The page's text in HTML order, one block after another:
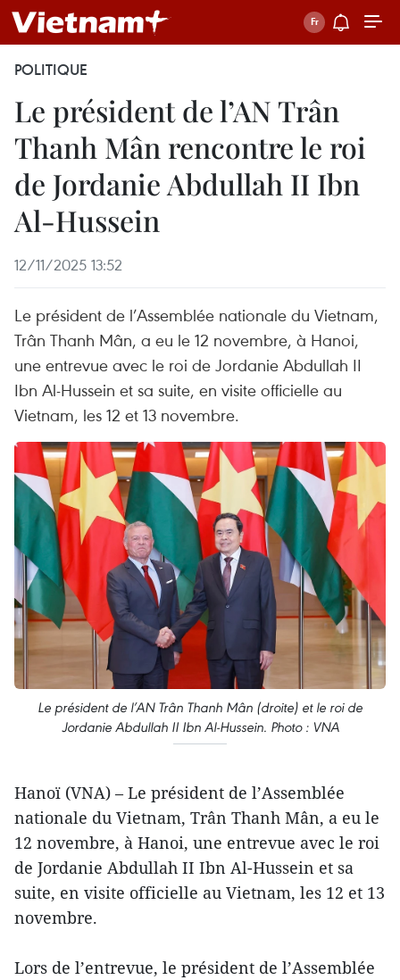
POLITIQUE
Le président de l’AN Trân
Thanh Mân rencontre le roi
de Jordanie Abdullah II Ibn
Al-Hussein
12/11/2025 13:52
Le président de l’Assemblée nationale du Vietnam,
Trân Thanh Mân, a eu le 12 novembre, à Hanoi,
une entrevue avec le roi de Jordanie Abdullah II
Ibn Al-Hussein et sa suite, en visite officielle au
Vietnam, les 12 et 13 novembre.
Le président de l’AN Trân Thanh Mân (droite) et le roi de
Jordanie Abdullah II Ibn Al-Hussein. Photo : VNA
Hanoï (VNA) – Le président de l’Assemblée
nationale du Vietnam, Trân Thanh Mân, a eu le
12 novembre, à Hanoi, une entrevue avec le roi
de Jordanie Abdullah II Ibn Al-Hussein et sa
suite, en visite officielle au Vietnam, les 12 et 13
novembre.
Lors de l’entrevue, le président de l’Assemblée